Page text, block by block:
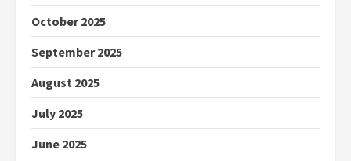
October 2025
September 2025
August 2025
July 2025
June 2025